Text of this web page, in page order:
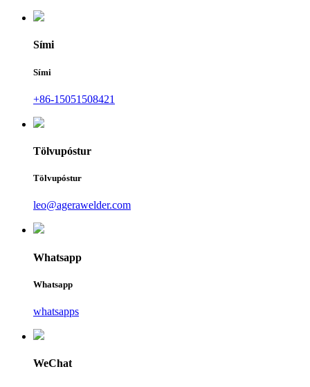
Sími
Sími
+86-15051508421
Tölvupóstur
Tölvupóstur
leo@agerawelder.com
Whatsapp
Whatsapp
whatsapps
WeChat